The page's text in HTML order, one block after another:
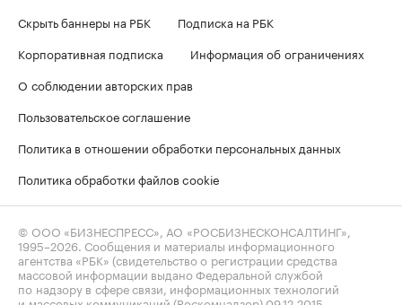
Скрыть баннеры на РБК
Подписка на РБК
Корпоративная подписка
Информация об ограничениях
О соблюдении авторских прав
Пользовательское соглашение
Политика в отношении обработки персональных данных
Политика обработки файлов cookie
© ООО «БИЗНЕСПРЕСС», АО «РОСБИЗНЕСКОНСАЛТИНГ»,
1995–2026. Сообщения и материалы информационного
агентства «РБК» (свидетельство о регистрации средства
массовой информации выдано Федеральной службой
по надзору в сфере связи, информационных технологий